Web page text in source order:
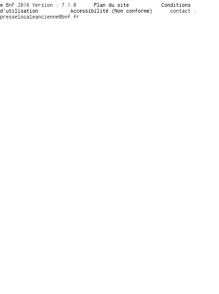
© BnF 2016 Version : 7.1.0 Plan du site
Conditions
d’utilisation
Accessibilité (Non conforme)
contact :
presselocaleancienne@bnf.fr